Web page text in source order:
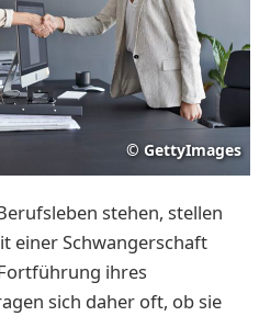
© GettyImages
stehen, stellen
einer Schwangerschaft
ihres
sich daher oft, ob sie